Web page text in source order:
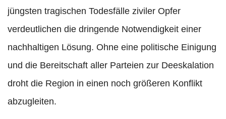
jüngsten tragischen Todesfälle ziviler Opfer
verdeutlichen die dringende Notwendigkeit einer
nachhaltigen Lösung. Ohne eine politische Einigung
und die Bereitschaft aller Parteien zur Deeskalation
droht die Region in einen noch größeren Konflikt
abzugleiten.